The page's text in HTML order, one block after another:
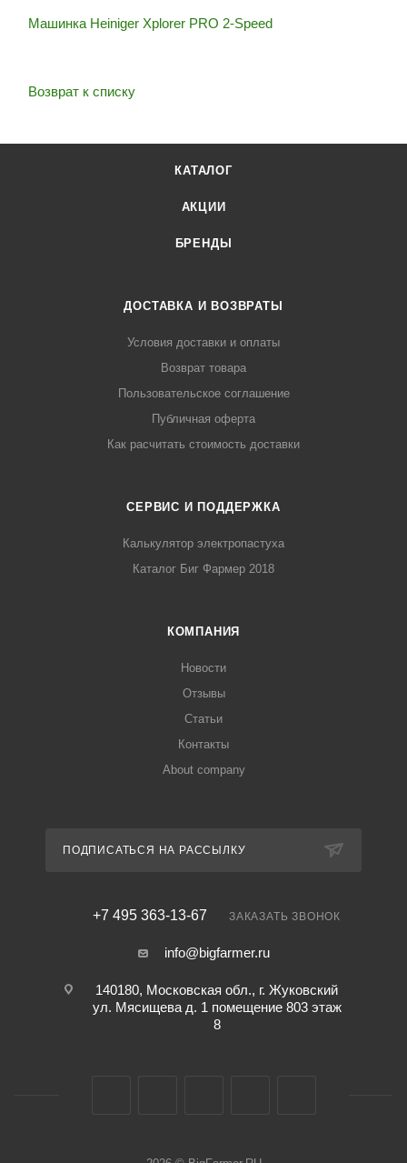
Машинка Heiniger Xplorer PRO 2-Speed
Возврат к списку
КАТАЛОГ
АКЦИИ
БРЕНДЫ
ДОСТАВКА И ВОЗВРАТЫ
Условия доставки и оплаты
Возврат товара
Пользовательское соглашение
Публичная оферта
Как расчитать стоимость доставки
СЕРВИС И ПОДДЕРЖКА
Калькулятор электропастуха
Каталог Биг Фармер 2018
КОМПАНИЯ
Новости
Отзывы
Статьи
Контакты
About company
ПОДПИСАТЬСЯ НА РАССЫЛКУ
+7 495 363-13-67 ЗАКАЗАТЬ ЗВОНОК
info@bigfarmer.ru
140180, Московская обл., г. Жуковский
ул. Мясищева д. 1 помещение 803 этаж
8